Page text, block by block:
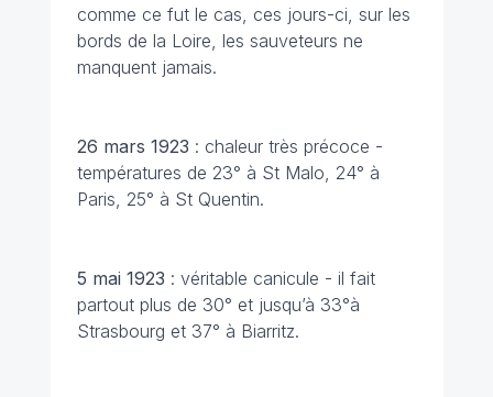
comme ce fut le cas, ces jours-ci, sur les
bords de la Loire, les sauveteurs ne
manquent jamais.
26 mars 1923 : chaleur très précoce -
températures de 23° à St Malo, 24° à
Paris, 25° à St Quentin.
5 mai 1923 : véritable canicule - il fait
partout plus de 30° et jusqu’à 33°à
Strasbourg et 37° à Biarritz.